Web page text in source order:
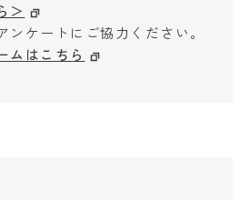
＞
ンケートにご協力ください。
ムはこちら